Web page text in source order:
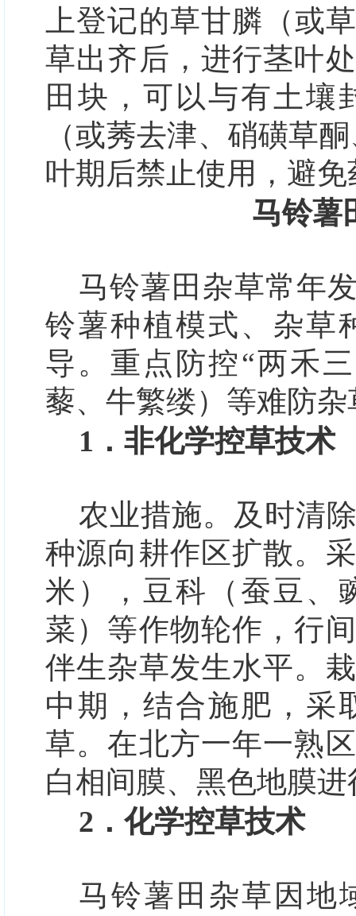
上登记的草甘膦（或
草出齐后，进行茎叶
田块，可以与有土壤
（或莠去津、硝磺草
叶期后禁止使用，避免
马铃薯
马铃薯田杂草常年
铃薯种植模式、杂草
导。重点防控“两禾
藜、牛繁缕）等难防杂
1．非化学控草技术
农业措施。 及时清
种源向耕作区扩散。
米），豆科（蚕豆、
菜）等作物轮作，行
伴生杂草发生水平。
中期，结合施肥，采
草。在北方一年一熟
白相间膜、黑色地膜
2．化学控草技术
马铃薯田杂草因地